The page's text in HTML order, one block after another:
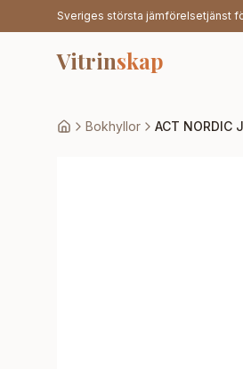
Sveriges största jämförelsetjänst
Vitrinskap
Bokhyllor ACT